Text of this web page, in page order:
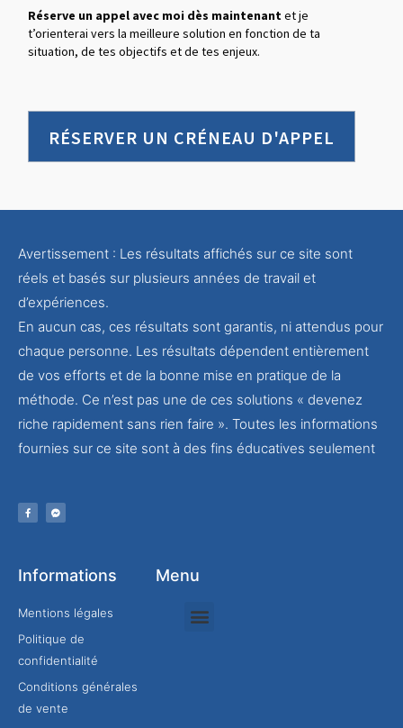
Réserve un appel avec moi dès maintenantet je
t’orienterai vers la meilleure solution en fonction de ta
situation, de tes objectifs et de tes enjeux.
RÉSERVER UN CRÉNEAU D'APPEL
Avertissement : Les résultats affichés sur ce site sont
réels et basés sur plusieurs années de travail et
d’expériences.
En aucun cas, ces résultats sont garantis, ni attendus pour
chaque personne. Les résultats dépendent entièrement
de vos efforts et de la bonne mise en pratique de la
méthode. Ce n’est pas une de ces solutions « devenez
riche rapidement sans rien faire ». Toutes les informations
fournies sur ce site sont à des fins éducatives seulement
Informations
Mentions légales
Politique de
confidentialité
Conditions générales
de vente
Menu